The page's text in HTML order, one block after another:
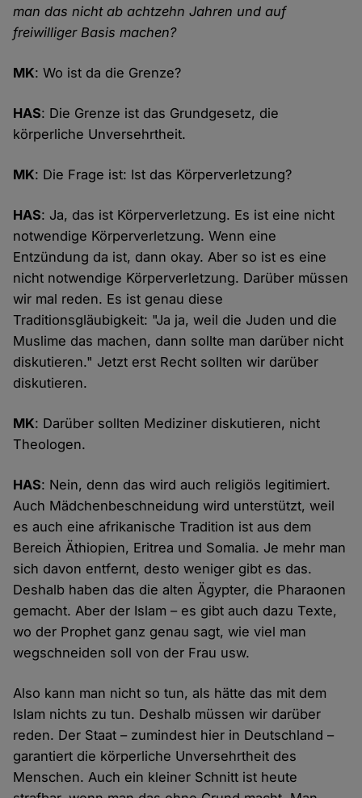
man das nicht ab achtzehn Jahren und auf
freiwilliger Basis machen?
MK: Wo ist da die Grenze?
HAS: Die Grenze ist das Grundgesetz, die
körperliche Unversehrtheit.
MK: Die Frage ist: Ist das Körperverletzung?
HAS: Ja, das ist Körperverletzung. Es ist eine nicht
notwendige Körperverletzung. Wenn eine
Entzündung da ist, dann okay. Aber so ist es eine
nicht notwendige Körperverletzung. Darüber müssen
wir mal reden. Es ist genau diese
Traditionsgläubigkeit: "Ja ja, weil die Juden und die
Muslime das machen, dann sollte man darüber nicht
diskutieren." Jetzt erst Recht sollten wir darüber
diskutieren.
MK: Darüber sollten Mediziner diskutieren, nicht
Theologen.
HAS: Nein, denn das wird auch religiös legitimiert.
Auch Mädchenbeschneidung wird unterstützt, weil
es auch eine afrikanische Tradition ist aus dem
Bereich Äthiopien, Eritrea und Somalia. Je mehr man
sich davon entfernt, desto weniger gibt es das.
Deshalb haben das die alten Ägypter, die Pharaonen
gemacht. Aber der Islam – es gibt auch dazu Texte,
wo der Prophet ganz genau sagt, wie viel man
wegschneiden soll von der Frau usw.
Also kann man nicht so tun, als hätte das mit dem
Islam nichts zu tun. Deshalb müssen wir darüber
reden. Der Staat – zumindest hier in Deutschland –
garantiert die körperliche Unversehrtheit des
Menschen. Auch ein kleiner Schnitt ist heute